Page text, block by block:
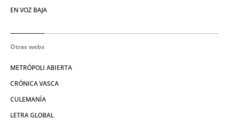
EN VOZ BAJA
Otras webs
METRÓPOLI ABIERTA
CRÓNICA VASCA
CULEMANÍA
LETRA GLOBAL